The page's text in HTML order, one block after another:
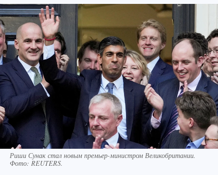
Риши Сунак стал новым премьер-министром Великобритании.
Фото: REUTERS.